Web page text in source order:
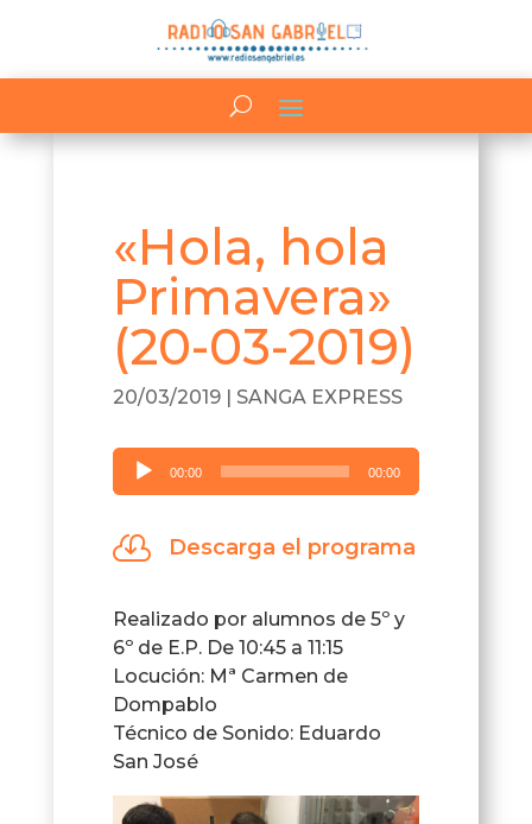
«Hola, hola
Primavera»
(20-03-2019)
20/03/2019| SANGA EXPRESS
Reproductor
de
00:00 00:00
 Descarga el programa
Realizado por alumnos de 5º y
6º de E.P. De 10:45 a 11:15
Locución: Mª Carmen de
Dompablo
Técnico de Sonido: Eduardo
San José